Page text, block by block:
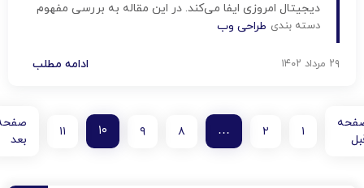
دیجیتال امروزی ایفا می‌کند. در این مقاله به بررسی مفهوم
برنامه‌نویسی، مدل‌های مختلف آن، و کاربردهای گوناگون آن
معنای فرآیند طراحی، ایجاد، و توسعه نرم‌افزارها و برنامه‌های
دسته بندی طراحی وب
۲۹ مرداد ۱۴۰۲ ادامه مطلب
۱ ۲ … ۸ ۹ ۱۰ ۱۱
بعد